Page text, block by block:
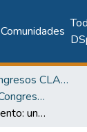
Comunidades
RedGuia / Congresos CLABES
Publicaciones del Congreso Internacional CLABES
Pensar tiene su cuento: una propuesta de razonamiento lógico para mejorar las competencias matemáticas y de comprensión lectora en estudiantes del núcleo básico de la facultad de química farmacéutica de la Universidad de Antioquia